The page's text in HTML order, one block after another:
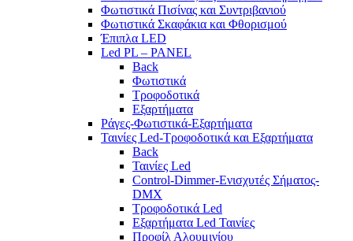
Φωτιστικά Πισίνας και Συντριβανιού
Φωτιστικά Σκαφάκια και Φθορισμού
Έπιπλα LED
Led PL – PANEL
Back
Φωτιστικά
Τροφοδοτικά
Εξαρτήματα
Ράγες-Φωτιστικά-Εξαρτήματα
Ταινίες Led-Τροφοδοτικά και Εξαρτήματα
Back
Ταινίες Led
Control-Dimmer-Ενισχυτές Σήματος-
DMX
Τροφοδοτικά Led
Εξαρτήματα Led Ταινίες
Προφίλ Αλουμινίου